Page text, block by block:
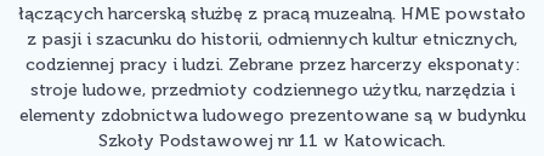
łączących harcerską służbę z pracą muzealną. HME powstało
z pasji i szacunku do historii, odmiennych kultur etnicznych,
codziennej pracy i ludzi. Zebrane przez harcerzy eksponaty:
stroje ludowe, przedmioty codziennego użytku, narzędzia i
elementy zdobnictwa ludowego prezentowane są w budynku
Szkoły Podstawowej nr 11 w Katowicach.